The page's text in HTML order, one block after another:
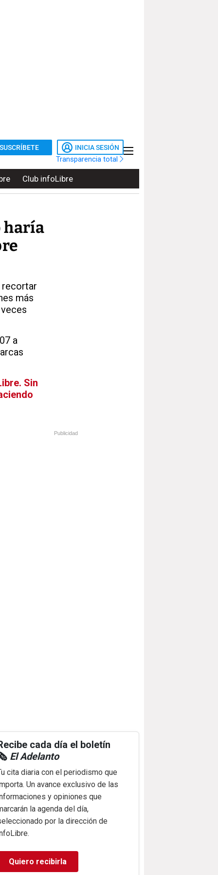
SUSCRÍBETE INICIA SESIÓN
Transparencia total
Club infoLibre
haría
recortar
más
a
Sin
Publicidad
cada día el boletín
El Adelanto
cita diaria con el periodismo que
Un avance exclusivo de las
y opiniones que
la agenda del día,
por la dirección de
Quiero recibirla